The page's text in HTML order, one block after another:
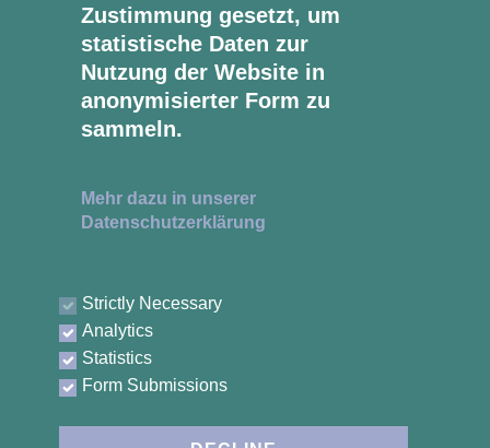
ÖFFNUNGSZEITEN
08:30 - 17:00 Uhr
Freitag
ÜBERBLICK
Willkommen
Über uns
Leistungen
Zustimmung gesetzt, um
statistische Daten zur
Nutzung der Website in
anonymisierter Form zu
sammeln.
Mehr dazu in unserer
Datenschutzerklärung
Strictly Necessary
Analytics
Statistics
Form Submissions